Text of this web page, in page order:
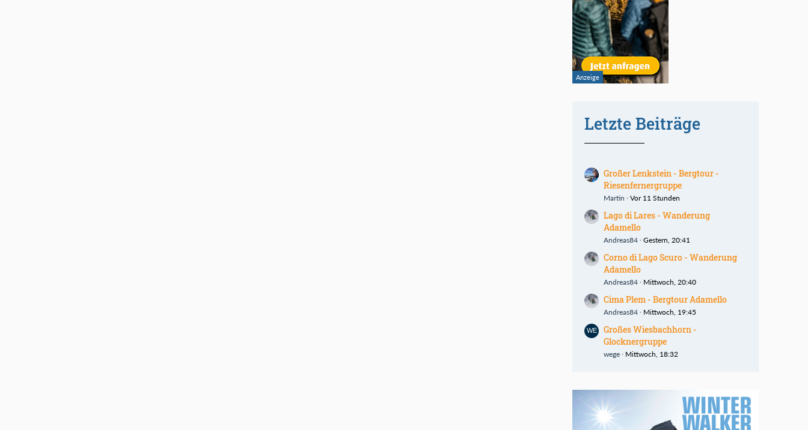
Letzte Beiträge
Großer Lenkstein - Bergtour -
Riesenfernergruppe
Martin Vor 11 Stunden
Lago di Lares - Wanderung
Adamello
Andreas84 Gestern, 20:41
Corno di Lago Scuro - Wanderung
Adamello
Andreas84 Mittwoch, 20:40
Cima Plem - Bergtour Adamello
Andreas84 Mittwoch, 19:45
Großes Wiesbachhorn -
Glocknergruppe
wege Mittwoch, 18:32